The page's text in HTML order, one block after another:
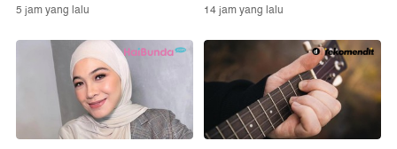
5 jam yang lalu 14 jam yang lalu